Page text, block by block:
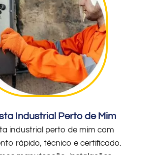
Industrial Perto de Mim
industrial perto de mim com
rápido, técnico e certificado.